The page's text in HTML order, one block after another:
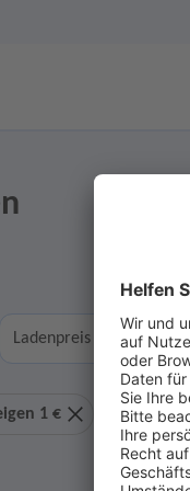
Ladenpreis
1 € Ohne